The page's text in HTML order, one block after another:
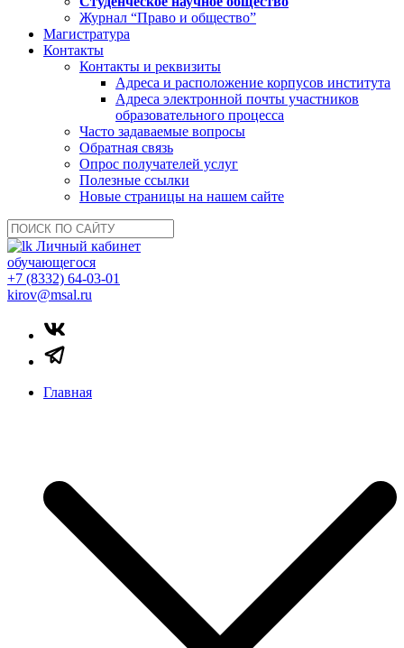
Журнал “Право и общество”
Магистратура
Контакты
Контакты и реквизиты
Адреса и расположение корпусов института
Адреса электронной почты участников
образовательного процесса
Часто задаваемые вопросы
Обратная связь
Опрос получателей услуг
Полезные ссылки
Новые страницы на нашем сайте
Личный кабинет
обучающегося
+7 (8332) 64-03-01
kirov@msal.ru
Главная